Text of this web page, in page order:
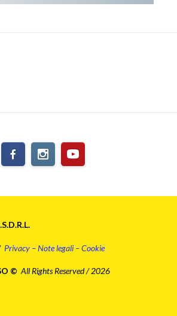
Privacy – Note legali – Cookie
© All Rights Reserved / 2026